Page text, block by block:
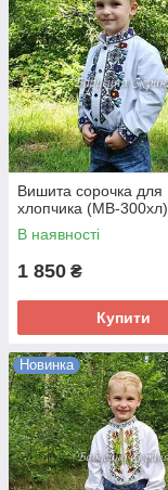
Вишита сорочка для
хлопчика (МВ-300хл)
В наявності
1 850 ₴
Купити
Новинка